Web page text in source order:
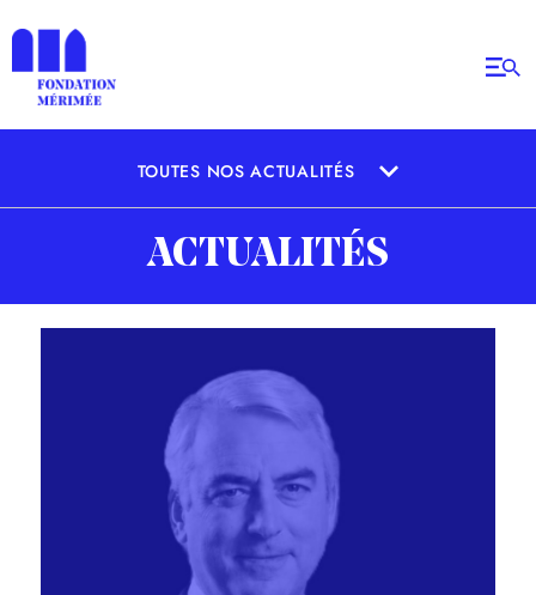
TOUTES NOS ACTUALITÉS
ACTUALITÉS